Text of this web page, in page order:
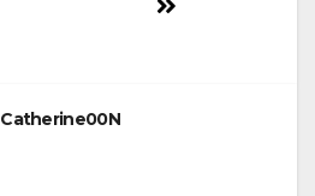
Catherine00N